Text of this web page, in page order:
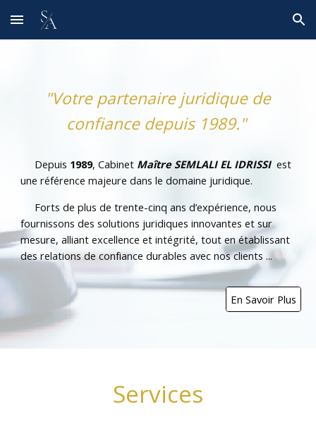
Skip to main content Skip to navigation
"Votre partenaire juridique de
confiance depuis 1989."
Depuis 1989, Cabinet Maître SEMLALI EL IDRISSI est
une référence majeure dans le domaine juridique.
Forts de plus de trente-cinq ans d’expérience, nous
fournissons des solutions juridiques innovantes et sur
mesure, alliant excellence et intégrité, tout en établissant
des relations de confiance durables avec nos clients ...
En Savoir Plus
Services